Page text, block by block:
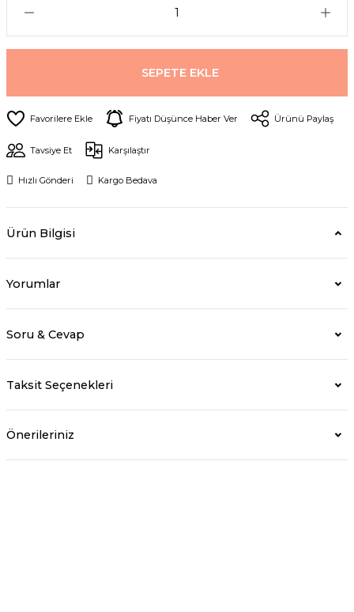
SEPETE EKLE
Fiyatı Düşünce Haber Ver Ürünü Paylaş
Tavsiye Et Karşılaştır
Hızlı Gönderi Kargo Bedava
Ürün Bilgisi
Yorumlar
Soru & Cevap
Taksit Seçenekleri
Önerileriniz